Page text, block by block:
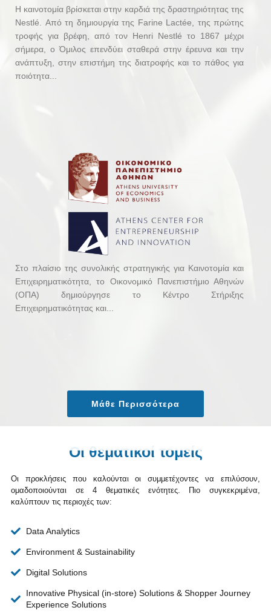
Η καινοτομία βρίσκεται στην καρδιά της δραστηριότητας της
Nestlé. Από τη δημιουργία της Farine Lactée, της πρώτης
τροφής για βρέφη, από τον Henri Nestlé το 1867 μέχρι
σήμερα, ο Όμιλος επενδύει σταθερά στην έρευνα και την
ανάπτυξη, στην επιστήμη της διατροφής και το πάθος για
ποιότητα...
Στο πλαίσιο της συνολικής στρατηγικής για Καινοτομία και
Επιχειρηματικότητα, το Οικονομικό Πανεπιστήμιο Αθηνών
(ΟΠΑ) δημιούργησε το Κέντρο Στήριξης
Επιχειρηματικότητας και...
Μάθε Περισσότερα
Οι θεματικοί τομείς
Οι προκλήσεις που καλούνται οι συμμετέχοντες να επιλύσουν,
ομαδοποιούνται σε 4 θεματικές ενότητες. Πιο συγκεκριμένα,
καλύπτουν τις περιοχές των:
Data Analytics
Environment & Sustainability
Digital Solutions
Innovative Physical (in-store) Solutions & Shopper Journey
Experience Solutions